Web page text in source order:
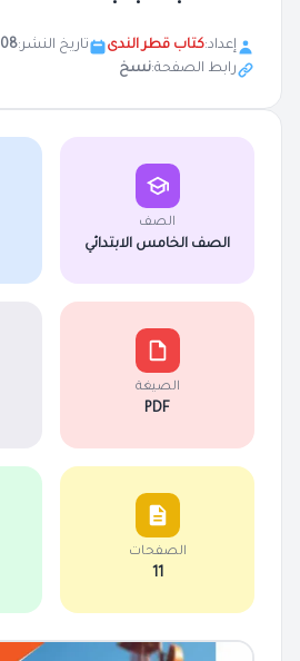
إعداد:كتاب قطر الندى تاريخ النشر:08 مايو 2026
رابط الصفحة:نسخ
الصف
الصف الخامس الابتدائي
الصيغة
PDF
الصفحات
11